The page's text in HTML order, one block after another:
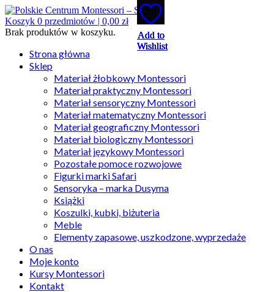
Koszyk 0 przedmiotów | 0,00 zł
Brak produktów w koszyku.
Strona główna
Sklep
Materiał żłobkowy Montessori
Materiał praktyczny Montessori
Materiał sensoryczny Montessori
Materiał matematyczny Montessori
Materiał geograficzny Montessori
Materiał biologiczny Montessori
Materiał językowy Montessori
Pozostałe pomoce rozwojowe
Figurki marki Safari
Sensoryka – marka Dusyma
Książki
Koszulki, kubki, biżuteria
Meble
Elementy zapasowe, uszkodzone, wyprzedaże
O nas
Moje konto
Kursy Montessori
Kontakt
Add to
Wishlist
Add to
Wishlist
Add to
Wishlist
Add to
Wishlist
Add to
Wishlist